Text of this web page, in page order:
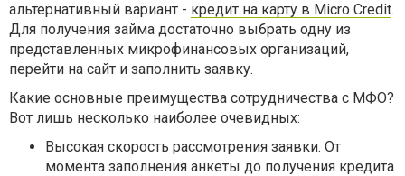
альтернативный вариант - кредит на карту в Micro Credit.
Для получения займа достаточно выбрать одну из
представленных микрофинансовых организаций,
перейти на сайт и заполнить заявку.
Какие основные преимущества сотрудничества с МФО?
Вот лишь несколько наиболее очевидных:
Высокая скорость рассмотрения заявки. От
момента заполнения анкеты до получения кредита